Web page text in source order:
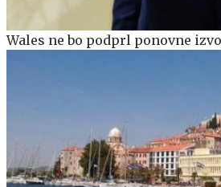
Wales ne bo podprl ponovne